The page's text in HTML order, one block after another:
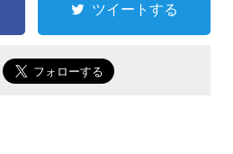
ツイートする